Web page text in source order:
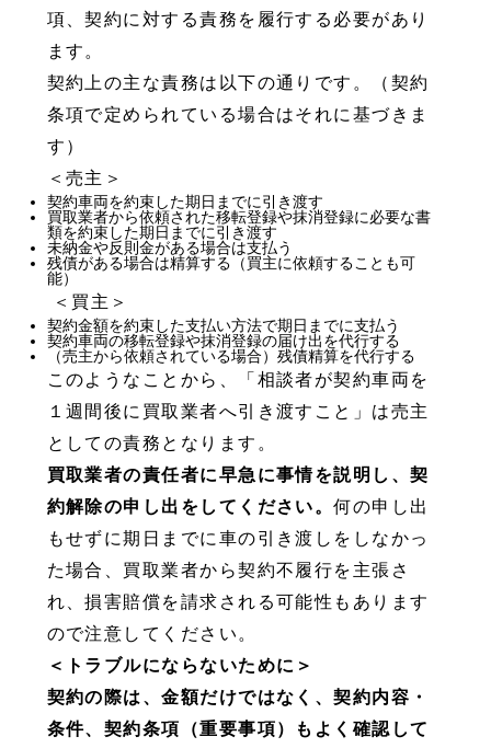
項、契約に対する責務を履行する必要があり
ます。
契約上の主な責務は以下の通りです。（契約
条項で定められている場合はそれに基づきま
す）
＜売主＞
契約車両を約束した期日までに引き渡す
買取業者から依頼された移転登録や抹消登録に必要な書
類を約束した期日までに引き渡す
未納金や反則金がある場合は支払う
残債がある場合は精算する（買主に依頼することも可
能）
＜買主＞
契約金額を約束した支払い方法で期日までに支払う
契約車両の移転登録や抹消登録の届け出を代行する
（売主から依頼されている場合）残債精算を代行する
このようなことから、「相談者が契約車両を
１週間後に買取業者へ引き渡すこと」は売主
としての責務となります。
買取業者の責任者に早急に事情を説明し、契
約解除の申し出をしてください。何の申し出
もせずに期日までに車の引き渡しをしなかっ
た場合、買取業者から契約不履行を主張さ
れ、損害賠償を請求される可能性もあります
ので注意してください。
＜トラブルにならないために＞
契約の際は、金額だけではなく、契約内容・
条件、契約条項（重要事項）もよく確認して